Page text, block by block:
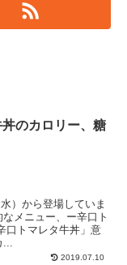
のカロリー、糖
）から登場していま
メニュー、ー辛口ト
口トマレタ牛丼」意
...
2019.07.10